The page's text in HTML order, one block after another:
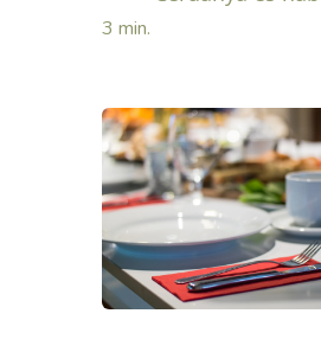
identidad, paisaje y
3 min.